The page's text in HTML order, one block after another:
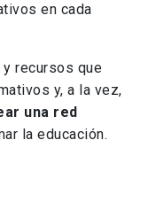
en cada
recursos que
y, a la vez,
una red
la educación.